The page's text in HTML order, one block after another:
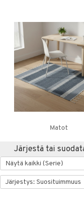
Matot
Järjestä tai
& Vihannesveitset